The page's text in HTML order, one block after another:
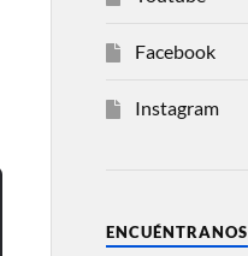
Facebook
Instagram
ENCUÉNTRANOS